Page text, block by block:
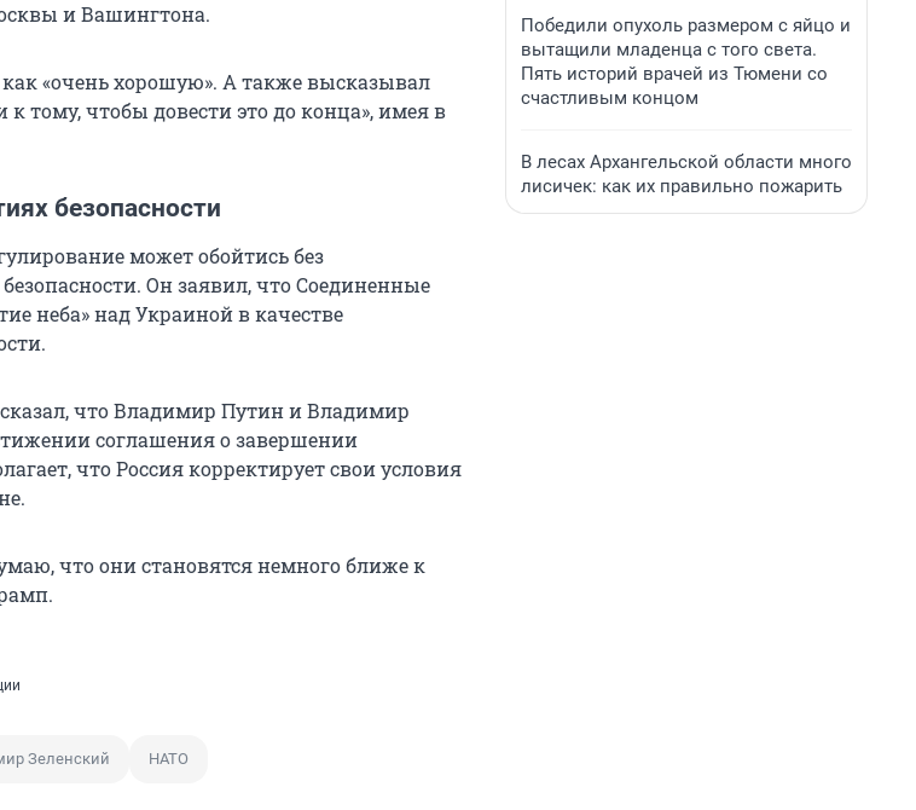
и Вашингтона.
«очень хорошую». А также высказывал
тому, чтобы довести это до конца», имея в
безопасности
может обойтись без
Он заявил, что Соединенные
неба» над Украиной в качестве
что Владимир Путин и Владимир
соглашения о завершении
что Россия корректирует свои условия
что они становятся немного ближе к
Зеленский НАТО
Победили опухоль размером с яйцо и
вытащили младенца с того света.
Пять историй врачей из Тюмени со
счастливым концом
В лесах Архангельской области много
лисичек: как их правильно пожарить